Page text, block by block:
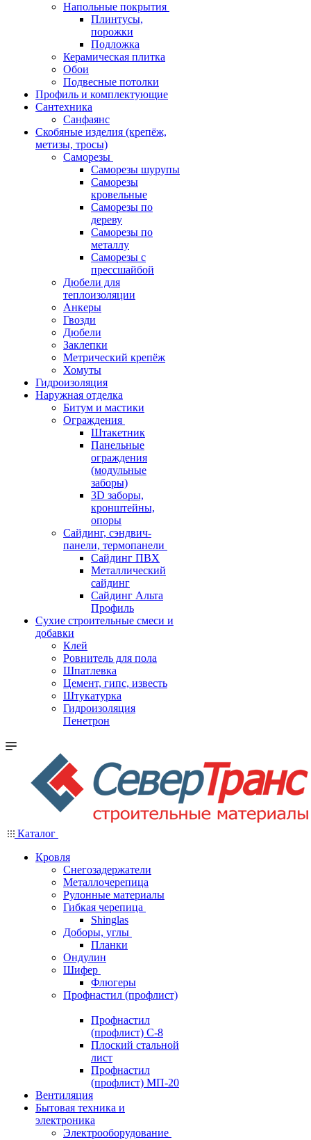
Напольные покрытия
Плинтусы,
порожки
Подложка
Керамическая плитка
Обои
Подвесные потолки
Профиль и комплектующие
Сантехника
Санфаянс
Скобяные изделия (крепёж,
метизы, тросы)
Саморезы
Саморезы шурупы
Саморезы
кровельные
Саморезы по
дереву
Саморезы по
металлу
Саморезы с
прессшайбой
Дюбели для
теплоизоляции
Анкеры
Гвозди
Дюбели
Заклепки
Метрический крепёж
Хомуты
Гидроизоляция
Наружная отделка
Битум и мастики
Ограждения
Штакетник
Панельные
ограждения
(модульные
заборы)
3D заборы,
кронштейны,
опоры
Cайдинг, сэндвич-
панели, термопанели
Сайдинг ПВХ
Металлический
сайдинг
Сайдинг Альта
Профиль
Сухие строительные смеси и
добавки
Клей
Ровнитель для пола
Шпатлевка
Цемент, гипс, известь
Штукатурка
Гидроизоляция
Пенетрон
Каталог
Кровля
Снегозадержатели
Металлочерепица
Рулонные материалы
Гибкая черепица
Shinglas
Доборы, углы
Планки
Ондулин
Шифер
Флюгеры
Профнастил (профлист)
Профнастил
(профлист) С-8
Плоский стальной
лист
Профнастил
(профлист) МП-20
Вентиляция
Бытовая техника и
электроника
Электрооборудование